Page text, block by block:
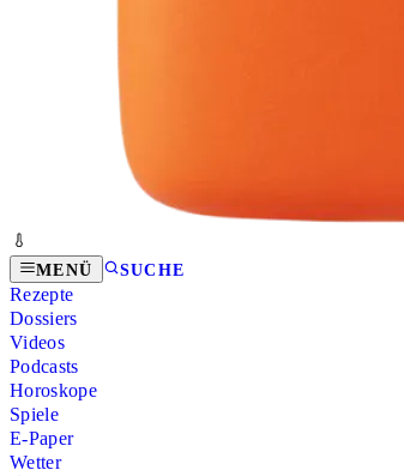
MENÜ SUCHE
Rezepte
Dossiers
Videos
Podcasts
Horoskope
Spiele
E-Paper
Wetter